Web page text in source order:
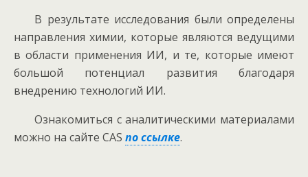
В результате исследования были определены
направления химии, которые являются ведущими
в области применения ИИ, и те, которые имеют
большой потенциал развития благодаря
внедрению технологий ИИ.
Ознакомиться с аналитическими материалами
можно на сайте CAS по ссылке.